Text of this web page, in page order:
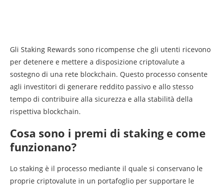
Gli Staking Rewards sono ricompense che gli utenti ricevono
per detenere e mettere a disposizione criptovalute a
sostegno di una rete blockchain. Questo processo consente
agli investitori di generare reddito passivo e allo stesso
tempo di contribuire alla sicurezza e alla stabilità della
rispettiva blockchain.
Cosa sono i premi di staking e come
funzionano?
Lo staking è il processo mediante il quale si conservano le
proprie criptovalute in un portafoglio per supportare le